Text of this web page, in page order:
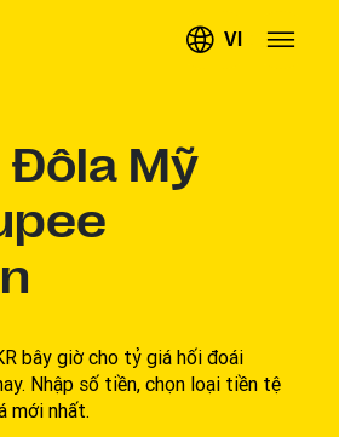
VI
Đôla Mỹ
bây giờ cho tỷ giá hối đoái
Nhập số tiền, chọn loại tiền tệ
mới nhất.